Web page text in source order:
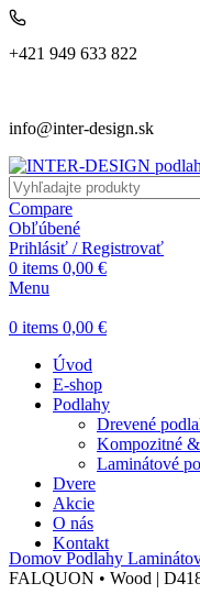
+421 949 633 822
info@inter-design.sk
Compare
Obľúbené
Prihlásiť / Registrovať
0 items 0,00 €
Menu
0 items 0,00 €
Úvod
E-shop
Podlahy
Drevené
Kompozitné
Laminátové
Dvere
Akcie
O nás
Kontakt
Domov Podlahy
FALQUON • Wood |